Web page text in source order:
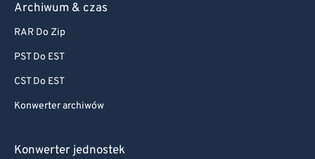
Archiwum & czas
RAR Do Zip
PST Do EST
CST Do EST
Konwerter archiwów
Konwerter jednostek